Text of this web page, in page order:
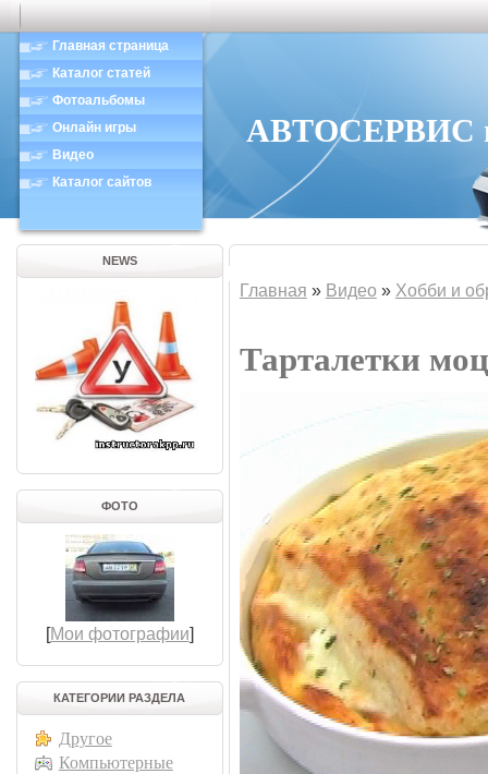
Главная страница
Каталог статей
Фотоальбомы
Онлайн игры
Видео
Каталог сайтов
АВТОСЕРВИС в
NEWS
ФОТО
[Мои фотографии]
КАТЕГОРИИ РАЗДЕЛА
Другое
Компьютерные
Главная » Видео » Хобби и
Тарталетки